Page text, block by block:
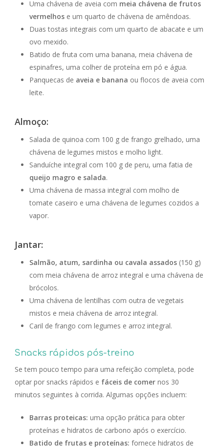
Uma chávena de aveia com meia chávena de frutos
vermelhos e um quarto de chávena de amêndoas.
Duas tostas integrais com um quarto de abacate e um
ovo mexido.
Batido de fruta com uma banana, meia chávena de
espinafres, uma colher de proteína em pó e água.
Panquecas de aveia e banana ou flocos de aveia com
leite.
Almoço:
Salada de quinoa com 100 g de frango grelhado, uma
chávena de legumes mistos e molho light.
Sanduíche integral com 100 g de peru, uma fatia de
queijo magro e salada.
Uma chávena de massa integral com molho de
tomate caseiro e uma chávena de legumes cozidos a
vapor.
Jantar:
Salmão, atum, sardinha ou cavala assados (150 g)
com meia chávena de arroz integral e uma chávena de
brócolos.
Uma chávena de lentilhas com outra de vegetais
mistos e meia chávena de arroz integral.
Caril de frango com legumes e arroz integral.
Snacks rápidos pós-treino
Se tem pouco tempo para uma refeição completa, pode
optar por snacks rápidos e fáceis de comer nos 30
minutos seguintes à corrida. Algumas opções incluem:
Barras proteicas: uma opção prática para obter
proteínas e hidratos de carbono após o exercício.
Batido de frutas e proteínas: fornece hidratos de